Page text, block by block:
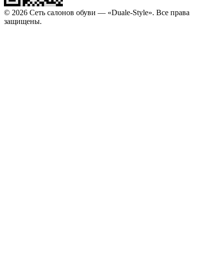
© 2026 Сеть салонов обуви — «Duale-Style». Все права
защищены.